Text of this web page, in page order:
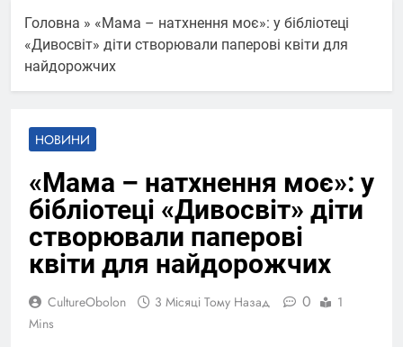
Головна » «Мама – натхнення моє»: у бібліотеці
«Дивосвіт» діти створювали паперові квіти для
найдорожчих
НОВИНИ
«Мама – натхнення моє»: у
бібліотеці «Дивосвіт» діти
створювали паперові
квіти для найдорожчих
CultureObolon 3 Місяці Тому Назад 0
1
Mins